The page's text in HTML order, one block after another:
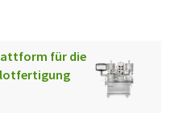
für die